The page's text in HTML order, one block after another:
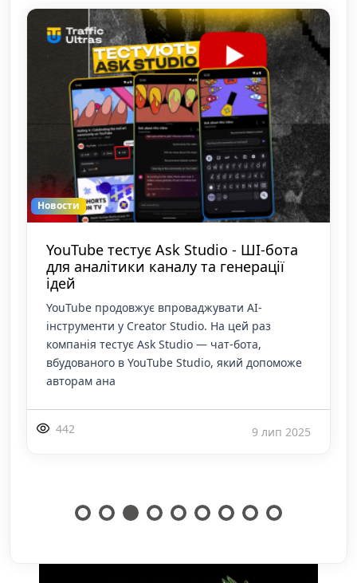
Новости
YouTube тестує Ask Studio - ШІ-бота
для аналітики каналу та генерації
ідей
YouTube продовжує впроваджувати AI-
інструменти у Creator Studio. На цей раз
компанія тестує Ask Studio — чат-бота,
вбудованого в YouTube Studio, який допоможе
авторам ана
442 9 лип 2025